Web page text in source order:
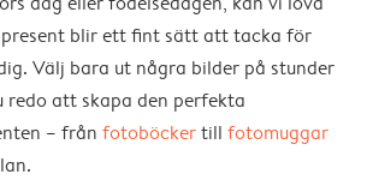
blir ett fint sätt att tacka för
Välj bara ut några bilder på stunder
redo att skapa den perfekta
– från fotoböckertill fotomuggar